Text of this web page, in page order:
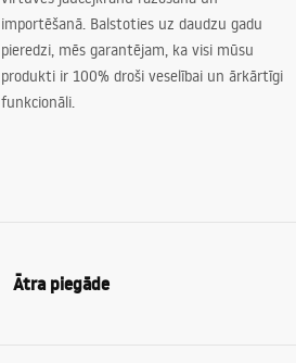
importēšanā. Balstoties uz daudzu gadu
pieredzi, mēs garantējam, ka visi mūsu
produkti ir 100% droši veselībai un ārkārtīgi
funkcionāli.
Ātra piegāde